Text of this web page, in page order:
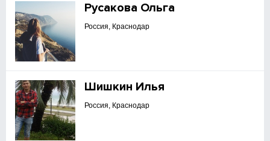
Русакова Ольга
Россия, Краснодар
Шишкин Илья
Россия, Краснодар